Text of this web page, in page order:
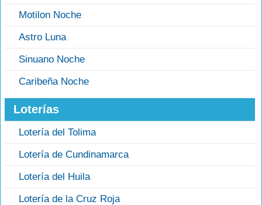
Motilon Noche
Astro Luna
Sinuano Noche
Caribeña Noche
Loterías
Lotería del Tolima
Lotería de Cundinamarca
Lotería del Huila
Lotería de la Cruz Roja